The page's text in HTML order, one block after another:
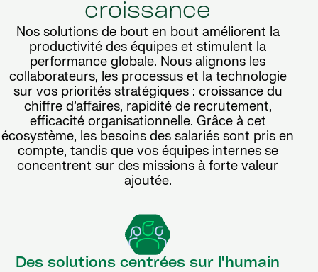
croissance
Nos solutions de bout en bout améliorent la
productivité des équipes et stimulent la
performance globale. Nous alignons les
collaborateurs, les processus et la technologie
sur vos priorités stratégiques : croissance du
chiffre d’affaires, rapidité de recrutement,
efficacité organisationnelle. Grâce à cet
écosystème, les besoins des salariés sont pris en
compte, tandis que vos équipes internes se
concentrent sur des missions à forte valeur
ajoutée.
Des solutions centrées sur l'humain